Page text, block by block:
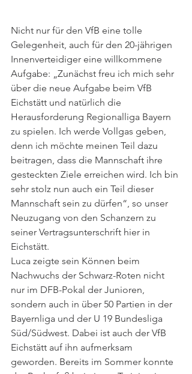
Nicht nur für den VfB eine tolle
Gelegenheit, auch für den 20-jährigen
Innenverteidiger eine willkommene
Aufgabe: „Zunächst freu ich mich sehr
über die neue Aufgabe beim VfB
Eichstätt und natürlich die
Herausforderung Regionalliga Bayern
zu spielen. Ich werde Vollgas geben,
denn ich möchte meinen Teil dazu
beitragen, dass die Mannschaft ihre
gesteckten Ziele erreichen wird. Ich bin
sehr stolz nun auch ein Teil dieser
Mannschaft sein zu dürfen“, so unser
Neuzugang von den Schanzern zu
seiner Vertragsunterschrift hier in
Eichstätt.
Luca zeigte sein Können beim
Nachwuchs der Schwarz-Roten nicht
nur im DFB-Pokal der Junioren,
sondern auch in über 50 Partien in der
Bayernliga und der U 19 Bundesliga
Süd/Südwest. Dabei ist auch der VfB
Eichstätt auf ihn aufmerksam
geworden. Bereits im Sommer konnte